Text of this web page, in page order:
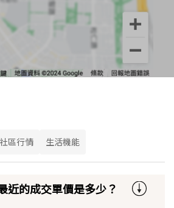
社區行情 生活機能
近的成交單價是多少？